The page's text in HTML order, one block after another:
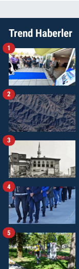
Trend Haberler
1
2
3
4
5